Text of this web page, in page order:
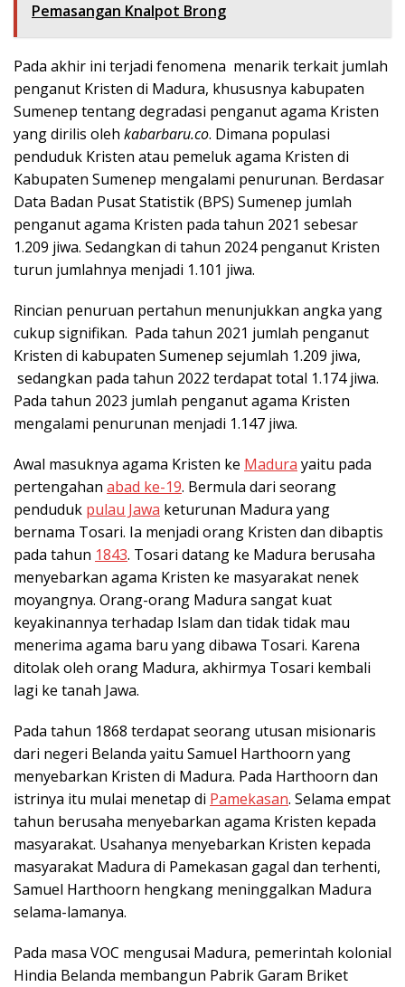
Pemasangan Knalpot Brong
Pada akhir ini terjadi fenomena menarik terkait jumlah
penganut Kristen di Madura, khususnya kabupaten
Sumenep tentang degradasi penganut agama Kristen
yang dirilis oleh kabarbaru.co. Dimana populasi
penduduk Kristen atau pemeluk agama Kristen di
Kabupaten Sumenep mengalami penurunan. Berdasar
Data Badan Pusat Statistik (BPS) Sumenep jumlah
penganut agama Kristen pada tahun 2021 sebesar
1.209 jiwa. Sedangkan di tahun 2024 penganut Kristen
turun jumlahnya menjadi 1.101 jiwa.
Rincian penuruan pertahun menunjukkan angka yang
cukup signifikan. Pada tahun 2021 jumlah penganut
Kristen di kabupaten Sumenep sejumlah 1.209 jiwa,
sedangkan pada tahun 2022 terdapat total 1.174 jiwa.
Pada tahun 2023 jumlah penganut agama Kristen
mengalami penurunan menjadi 1.147 jiwa.
Awal masuknya agama Kristen ke Madura yaitu pada
pertengahan abad ke-19. Bermula dari seorang
penduduk pulau Jawa keturunan Madura yang
bernama Tosari. Ia menjadi orang Kristen dan dibaptis
pada tahun 1843. Tosari datang ke Madura berusaha
menyebarkan agama Kristen ke masyarakat nenek
moyangnya. Orang-orang Madura sangat kuat
keyakinannya terhadap Islam dan tidak tidak mau
menerima agama baru yang dibawa Tosari. Karena
ditolak oleh orang Madura, akhirmya Tosari kembali
lagi ke tanah Jawa.
Pada tahun 1868 terdapat seorang utusan misionaris
dari negeri Belanda yaitu Samuel Harthoorn yang
menyebarkan Kristen di Madura. Pada Harthoorn dan
istrinya itu mulai menetap di Pamekasan. Selama empat
tahun berusaha menyebarkan agama Kristen kepada
masyarakat. Usahanya menyebarkan Kristen kepada
masyarakat Madura di Pamekasan gagal dan terhenti,
Samuel Harthoorn hengkang meninggalkan Madura
selama-lamanya.
Pada masa VOC mengusai Madura, pemerintah kolonial
Hindia Belanda membangun Pabrik Garam Briket